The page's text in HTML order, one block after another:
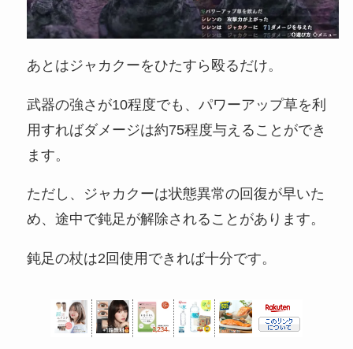
あとはジャカクーをひたすら殴るだけ。
武器の強さが10程度でも、パワーアップ草を利
用すればダメージは約75程度与えることができ
ます。
ただし、ジャカクーは状態異常の回復が早いた
め、途中で鈍足が解除されることがあります。
鈍足の杖は2回使用できれば十分です。